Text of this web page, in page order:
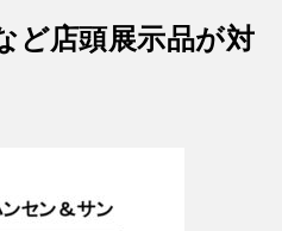
ど店頭展示品が対